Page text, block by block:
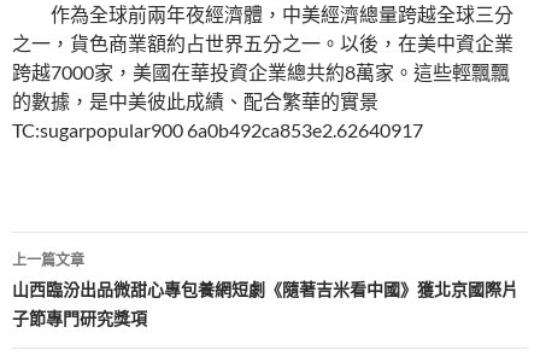
作為全球前兩年夜經濟體，中美經濟總量跨越全球三分
之一，貨色商業額約占世界五分之一。以後，在美中資企業
跨越7000家，美國在華投資企業總共約8萬家。這些輕飄飄
的數據，是中美彼此成績、配合繁華的實景
TC:sugarpopular900 6a0b492ca853e2.62640917
文
章
導
上一篇文章
山西臨汾出品微甜心專包養網短劇《隨著吉米看中國》獲北京國際片
子節專門研究獎項